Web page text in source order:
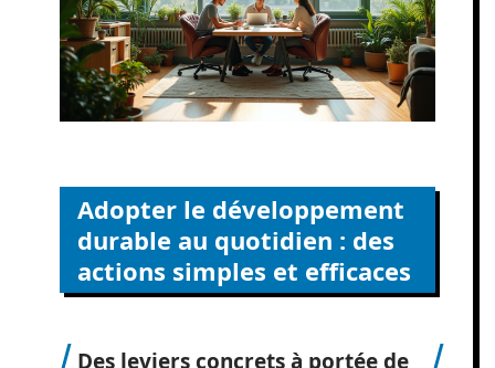
Adopter le développement
durable au quotidien : des
actions simples et efficaces
Des leviers concrets à portée de